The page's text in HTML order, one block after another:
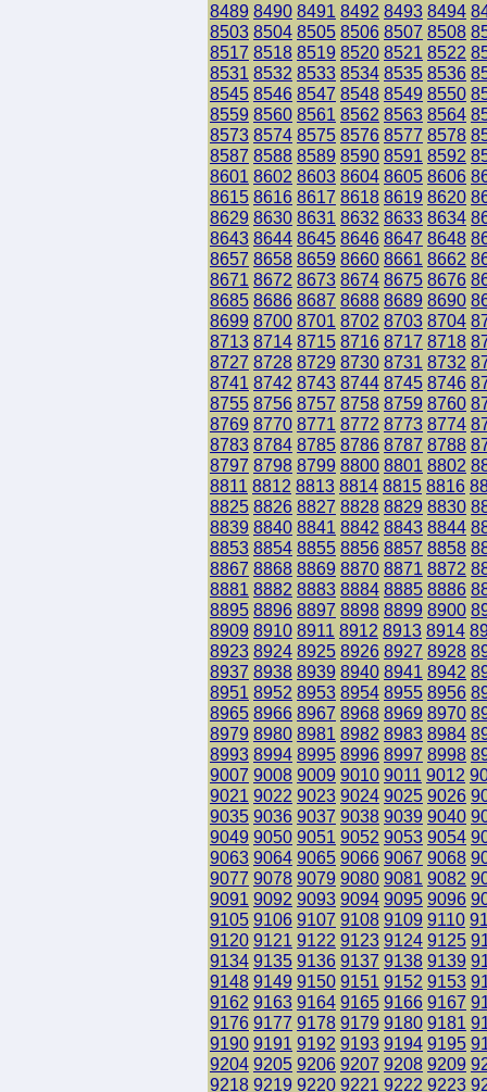
8489 8490 8491 8492 8493 8494
8503 8504 8505 8506 8507 8508
8517 8518 8519 8520 8521 8522
8531 8532 8533 8534 8535 8536
8545 8546 8547 8548 8549 8550
8559 8560 8561 8562 8563 8564
8573 8574 8575 8576 8577 8578
8587 8588 8589 8590 8591 8592
8601 8602 8603 8604 8605 8606
8615 8616 8617 8618 8619 8620
8629 8630 8631 8632 8633 8634
8643 8644 8645 8646 8647 8648
8657 8658 8659 8660 8661 8662
8671 8672 8673 8674 8675 8676
8685 8686 8687 8688 8689 8690
8699 8700 8701 8702 8703 8704
8713 8714 8715 8716 8717 8718
8727 8728 8729 8730 8731 8732
8741 8742 8743 8744 8745 8746
8755 8756 8757 8758 8759 8760
8769 8770 8771 8772 8773 8774
8783 8784 8785 8786 8787 8788
8797 8798 8799 8800 8801 8802
8811 8812 8813 8814 8815 8816
8825 8826 8827 8828 8829 8830
8839 8840 8841 8842 8843 8844
8853 8854 8855 8856 8857 8858
8867 8868 8869 8870 8871 8872
8881 8882 8883 8884 8885 8886
8895 8896 8897 8898 8899 8900
8909 8910 8911 8912 8913 8914
8923 8924 8925 8926 8927 8928
8937 8938 8939 8940 8941 8942
8951 8952 8953 8954 8955 8956
8965 8966 8967 8968 8969 8970
8979 8980 8981 8982 8983 8984
8993 8994 8995 8996 8997 8998
9007 9008 9009 9010 9011 9012
9021 9022 9023 9024 9025 9026
9035 9036 9037 9038 9039 9040
9049 9050 9051 9052 9053 9054
9063 9064 9065 9066 9067 9068
9077 9078 9079 9080 9081 9082
9091 9092 9093 9094 9095 9096
9105 9106 9107 9108 9109 9110
9120 9121 9122 9123 9124 9125
9134 9135 9136 9137 9138 9139
9148 9149 9150 9151 9152 9153
9162 9163 9164 9165 9166 9167
9176 9177 9178 9179 9180 9181
9190 9191 9192 9193 9194 9195
9204 9205 9206 9207 9208 9209
9218 9219 9220 9221 9222 9223